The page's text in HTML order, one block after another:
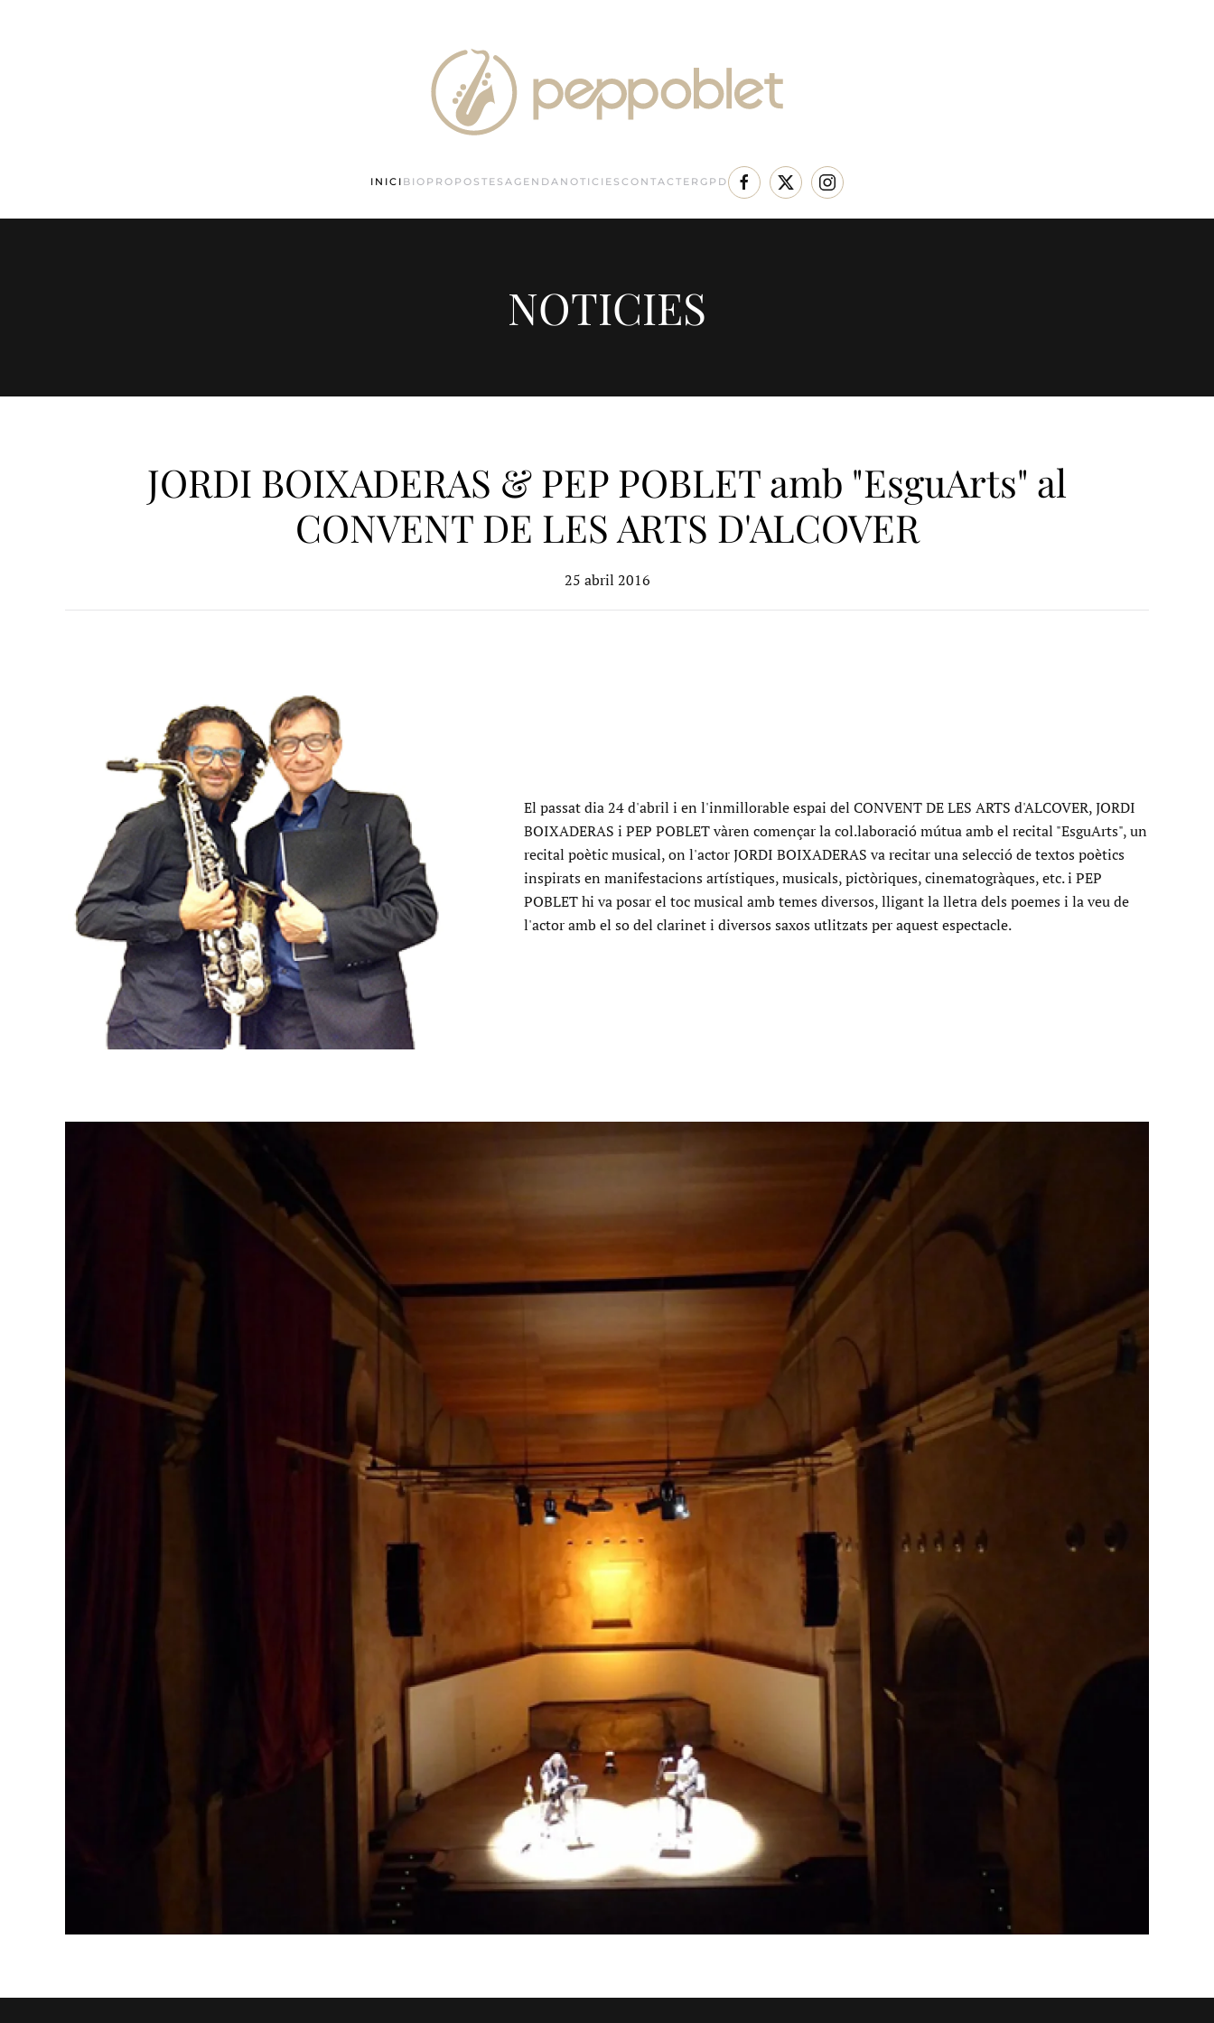
INICI BIO PROPOSTES AGENDA NOTICIES CONTACTE RGPD
NOTICIES
JORDI BOIXADERAS & PEP POBLET amb "EsguArts" al
CONVENT DE LES ARTS D'ALCOVER
25 abril 2016
El passat dia 24 d'abril i en l'inmillorable espai del CONVENT DE LES ARTS d'ALCOVER, JORDI
BOIXADERAS i PEP POBLET vàren començar la col.laboració mútua amb el recital "EsguArts", un
recital poètic musical, on l'actor JORDI BOIXADERAS va recitar una selecció de textos poètics
inspirats en manifestacions artístiques, musicals, pictòriques, cinematogràques, etc. i PEP
POBLET hi va posar el toc musical amb temes diversos, lligant la lletra dels poemes i la veu de
l'actor amb el so del clarinet i diversos saxos utlitzats per aquest espectacle.